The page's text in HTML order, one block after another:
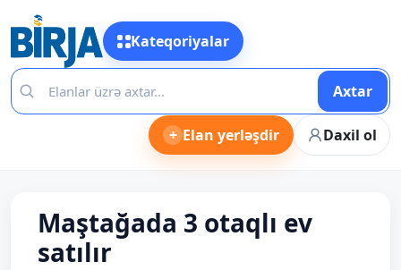
Kateqoriyalar
Axtar
+ Elan yerləşdir Daxil ol
Maştağada 3 otaqlı ev
satılır